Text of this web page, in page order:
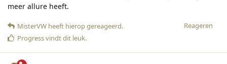
meer allure heeft.
Reageren
MisterVW heeft hierop gereageerd.
Progressvindt dit leuk.